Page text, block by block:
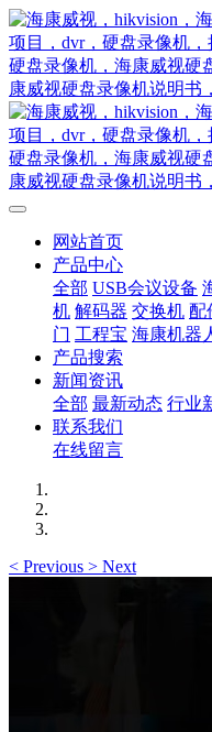
网站首页
产品中心
全部 USB会议设备
机 解码器 交换机 配
门 工程宝 海康机器
产品搜索
新闻资讯
全部 最新动态 行业
联系我们
在线留言
< Previous > Next